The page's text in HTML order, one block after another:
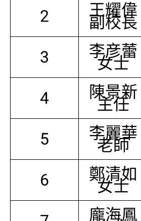
2 王耀偉
副校長
3 李彦蕾
女士
4 陳景新
主任
5 李麗華
老師
6 鄭清如
女士
龐海鳳